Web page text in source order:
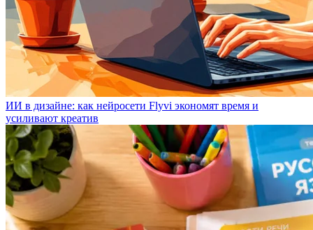
ИИ в дизайне: как нейросети Flyvi экономят время и
усиливают креатив